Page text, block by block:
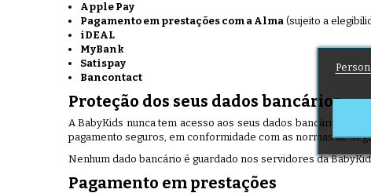
Apple Pay
Pagamento em prestações com a Alma (sujeito a
iDEAL
MyBank
Satispay
Bancontact
Proteção dos seus dados bancários
A BabyKids nunca tem acesso aos seus dados bancários
pagamento seguros, em conformidade com as normas de
Nenhum dado bancário é guardado nos servidores da
Pagamento em prestações